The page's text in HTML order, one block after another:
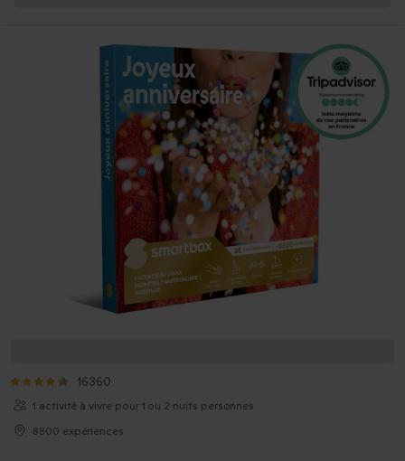
16360
1 activité à vivre pour 1 ou 2 nuits personnes
8800 expériences